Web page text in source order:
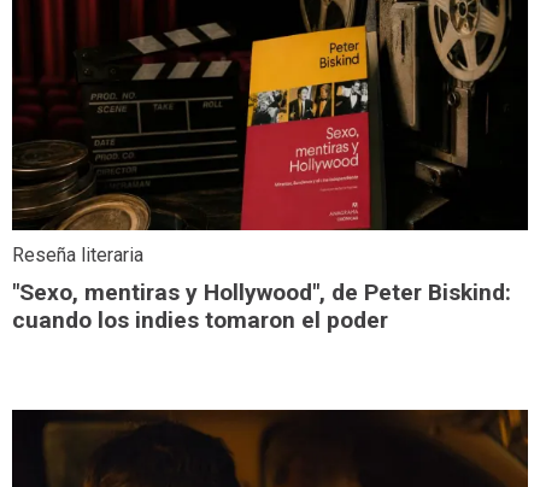
Reseña literaria
"Sexo, mentiras y Hollywood", de Peter Biskind:
cuando los indies tomaron el poder